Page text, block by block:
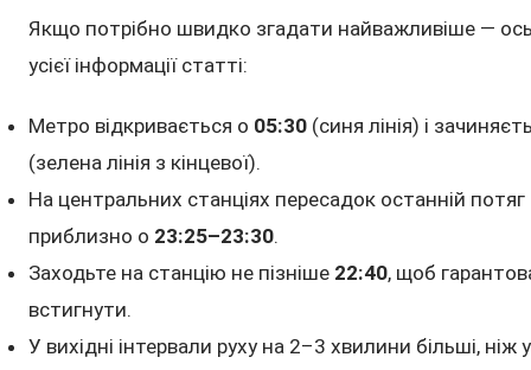
Якщо потрібно швидко згадати найважливіше —
усієї інформації статті:
Метро відкривається о 05:30 (синя лінія) і
(зелена лінія з кінцевої).
На центральних станціях пересадок останній
приблизно о 23:25–23:30.
Заходьте на станцію не пізніше 22:40, щоб
встигнути.
У вихідні інтервали руху на 2–3 хвилини більші, ніж